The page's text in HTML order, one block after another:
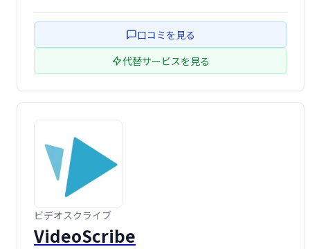
ことができるマーケティングツールです。
口コミを見る
代替サービスを見る
ビデオスクライブ
VideoScribe